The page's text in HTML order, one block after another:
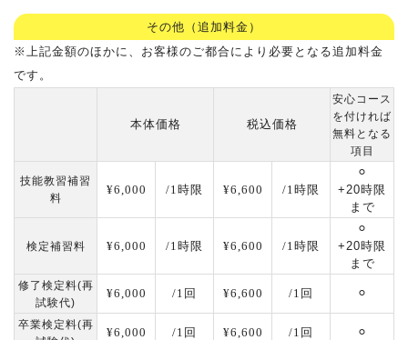
その他（追加料金）
※上記金額のほかに、お客様のご都合により必要となる追加料金
です。
本体価格 税込価格
安心コース
を付ければ
無料となる
項目
技能教習補習
料
¥6,000 /1時限 ¥6,600 /1時限
⚪︎
+20時限
まで
検定補習料 ¥6,000 /1時限 ¥6,600 /1時限
⚪︎
+20時限
まで
修了検定料(再
試験代)
¥6,000 /1回 ¥6,600 /1回 ⚪︎
卒業検定料(再
¥6,000 /1回 ¥6,600 /1回 ⚪︎